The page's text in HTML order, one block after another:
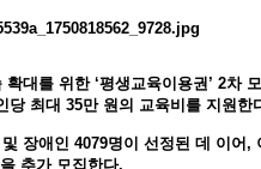
대를 위한 ‘평생교육이용권’ 2차
당 최대 35만 원의 교육비를 지원한
장애인 4079명이 선정된 데 이어,
추가 모집한다.